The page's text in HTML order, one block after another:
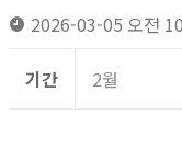
2026-03-05 오전
기간 2월